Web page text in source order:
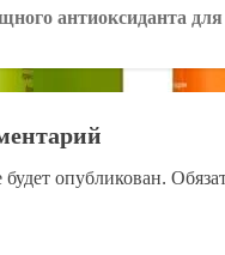
антиоксиданта
опубликован.